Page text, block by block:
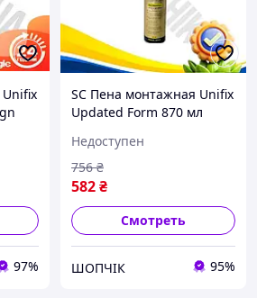
97%
SC Пена монтажная Unifix
Updated Form 870 мл
для изоляции окон и
дверей герметик CH2_99K
Недоступен
582₴
756 ₴
Смотреть
ШОПЧІК 95%